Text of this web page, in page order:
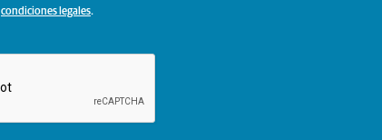
condiciones legales.